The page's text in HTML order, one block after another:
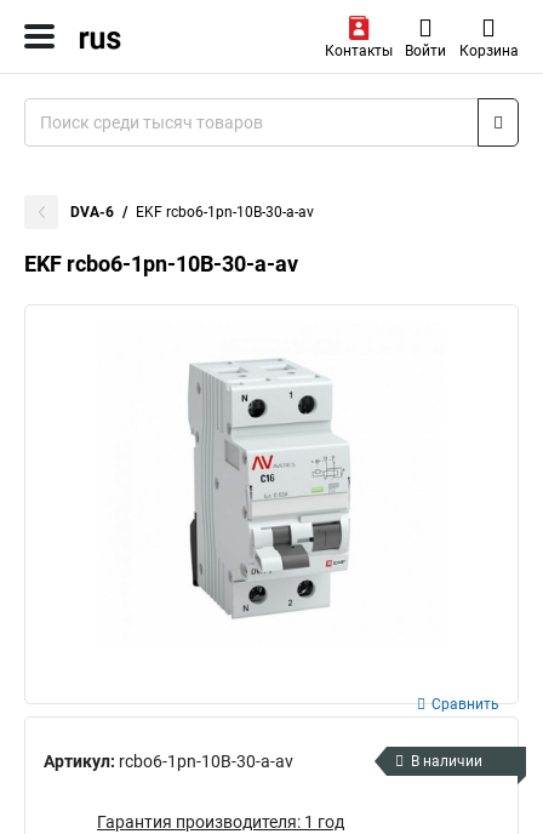
Контакты Войти Корзина
DVA-6 EKF rcbo6-1pn-10B-30-a-av
EKF rcbo6-1pn-10B-30-a-av
Артикул: rcbo6-1pn-10B-30-a-av
Сравнить
В наличии
Гарантия производителя: 1 год